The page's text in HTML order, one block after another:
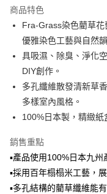
全盈+PAY
大哥付你分期
相關說明
【大哥付你分期使用說明】
1.本服務由台灣大哥大提供
2.付款方式選擇「大哥付你
流程，驗證手機門號後，
3.實際核准額度、可分期數
消。如遇「轉專審核」未通
法說明評估內容。
1.分期款項不併入電信帳單
醒簡訊。
ATM付款
運送方式
每筆NT$150，滿
商品特色
Fra-Grass染色藺草
優雅染色工藝與自然韻
具吸濕、除臭、淨化
DIY創作。
多孔纖維散發清新草
多樣室內風格。
100%日本製，精緻紙
銷售重點
▪產品使用100%日本九州
▪採用百年榻榻米工藝，
▪多孔結構的藺草纖維能